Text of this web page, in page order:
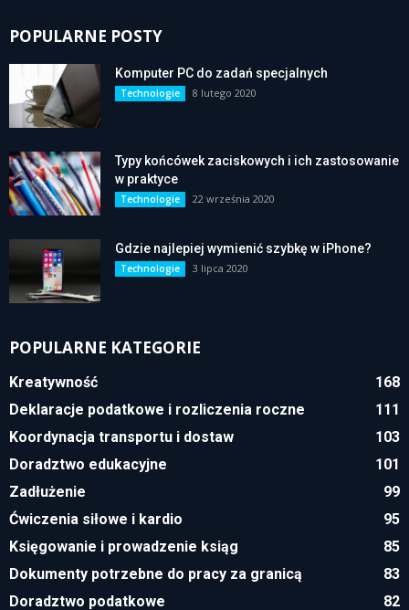
POPULARNE POSTY
Komputer PC do zadań specjalnych
Technologie 8 lutego 2020
Typy końcówek zaciskowych i ich zastosowanie
w praktyce
Technologie 22 września 2020
Gdzie najlepiej wymienić szybkę w iPhone?
Technologie 3 lipca 2020
POPULARNE KATEGORIE
Kreatywność
168
Deklaracje podatkowe i rozliczenia roczne
111
Koordynacja transportu i dostaw
103
Doradztwo edukacyjne
101
Zadłużenie
99
Ćwiczenia siłowe i kardio
95
Księgowanie i prowadzenie ksiąg
85
Dokumenty potrzebne do pracy za granicą
83
Doradztwo podatkowe
82